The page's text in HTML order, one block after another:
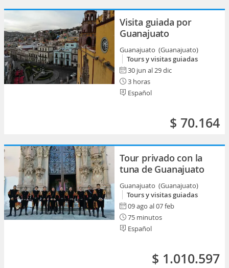
Visita guiada por
Guanajuato
Guanajuato (Guanajuato)
Tours y visitas guiadas
30 jun al 29 dic
3 horas
Español
$ 70.164
Tour privado con la
tuna de Guanajuato
Guanajuato (Guanajuato)
Tours y visitas guiadas
09 ago al 07 feb
75 minutos
Español
$ 1.010.597